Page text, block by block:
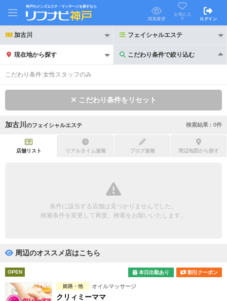
神戸のメンズエステ・マッサージを探すなら
閲覧履歴
お気に入
り
ログイン
加古川 フェイシャルエステ
現在地から探す こだわり条件で絞り込む
こだわり条件で絞り込む
初回割引あり リピーター割引あり
団体様歓迎
ペアルームあり
フットバスあり 岩盤浴あり
専用駐車場あり 有資格者在籍
こだわり条件:女性スタッフのみ
こだわり条件をリセット
加古川 のフェイシャルエステ 検索結果 : 0件
店舗リスト リアルタイム速報 ブログ速報 周辺地図から探す
条件に該当する店舗は見つかりませんでした。
検索条件を変更して再度、検索をお願いいたします。
周辺のオススメ店はこちら
OPEN 本日出勤あり 割引クーポン
姫路・他 オイルマッサージ
クリィミーママ